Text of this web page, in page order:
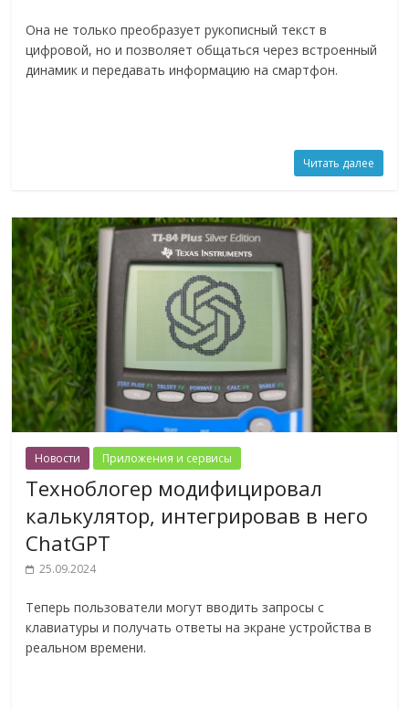
Она не только преобразует рукописный текст в
цифровой, но и позволяет общаться через встроенный
динамик и передавать информацию на смартфон.
Читать далее
Новости Приложения и сервисы
Техноблогер модифицировал
калькулятор, интегрировав в него
ChatGPT
25.09.2024
Теперь пользователи могут вводить запросы с
клавиатуры и получать ответы на экране устройства в
реальном времени.